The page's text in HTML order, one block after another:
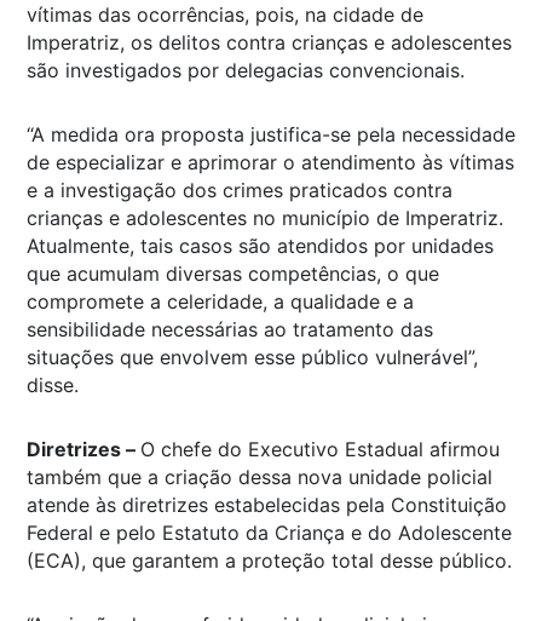
vítimas das ocorrências, pois, na cidade de
Imperatriz, os delitos contra crianças e adolescentes
são investigados por delegacias convencionais.
“A medida ora proposta justifica-se pela necessidade
de especializar e aprimorar o atendimento às vítimas
e a investigação dos crimes praticados contra
crianças e adolescentes no município de Imperatriz.
Atualmente, tais casos são atendidos por unidades
que acumulam diversas competências, o que
compromete a celeridade, a qualidade e a
sensibilidade necessárias ao tratamento das
situações que envolvem esse público vulnerável”,
disse.
Diretrizes – O chefe do Executivo Estadual afirmou
também que a criação dessa nova unidade policial
atende às diretrizes estabelecidas pela Constituição
Federal e pelo Estatuto da Criança e do Adolescente
(ECA), que garantem a proteção total desse público.